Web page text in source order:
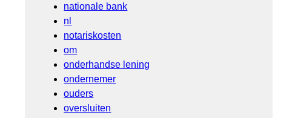
nationale bank
nl
notariskosten
om
onderhandse lening
ondernemer
ouders
oversluiten